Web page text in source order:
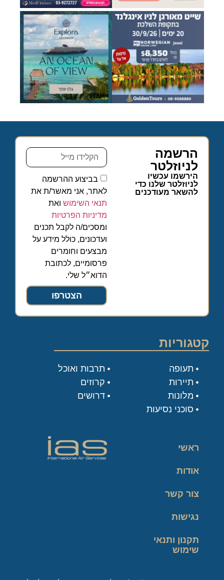
הרשמה
לניוזלטר
הירשמו עכשיו
לניוזלטר שלנו כדי
להשאר מעודכנים
בביצוע ההרשמה
לאתר, אני מאשר/ת את
תנאי השימוש ואת
מדיניות הפרטיות
ומסכים/ה לקבל תכנים
ועדכונים, כולל מידע על
מבצעים וחומרים
פרסומיים, לכתובת
הדוא״ל שלי.
הצטרפו
קטגוריות
תעופה
תיירות
מלונות
סוכני נסיעות
תרבות ואוכל
קרוזים
דרושים
ראשי
אודות
צור קשר
נגישות
תקנון ותנאי
שימוש